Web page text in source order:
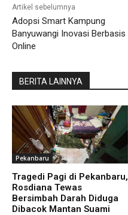
Artikel sebelumnya
Adopsi Smart Kampung
Banyuwangi Inovasi Berbasis
Online
BERITA LAINNYA
Pekanbaru
Tragedi Pagi di Pekanbaru,
Rosdiana Tewas
Bersimbah Darah Diduga
Dibacok Mantan Suami